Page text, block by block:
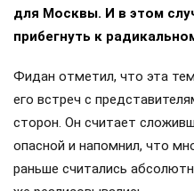
для Москвы. И в этом
прибегнуть к
Фидан отметил, что эта
его встреч с
сторон. Он считает
опасной и напомнил, что
раньше считались